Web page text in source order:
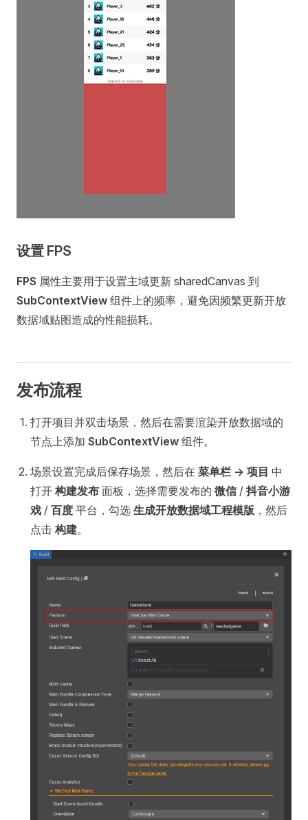
设置 FPS
FPS 属性主要用于设置主域更新 sharedCanvas 到
SubContextView 组件上的频率，避免因频繁更新开放
数据域贴图造成的性能损耗。
发布流程
打开项目并双击场景，然后在需要渲染开放数据域的
节点上添加 SubContextView 组件。
场景设置完成后保存场景，然后在 菜单栏 -> 项目 中
打开 构建发布 面板，选择需要发布的 微信 / 抖音小游
戏 / 百度 平台，勾选 生成开放数据域工程模版 ，然后
点击 构建。